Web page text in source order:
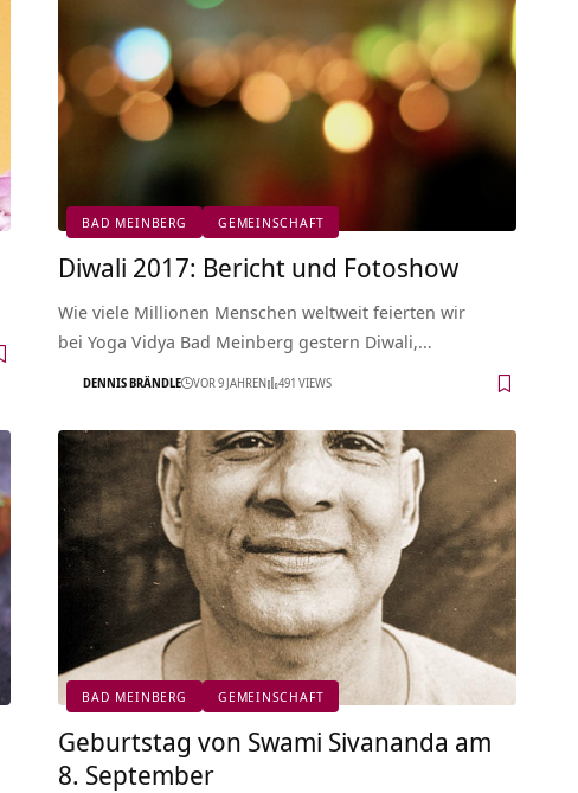
BAD MEINBERG GEMEINSCHAFT
Diwali 2017: Bericht und Fotoshow
Wie viele Millionen Menschen weltweit feierten wir
bei Yoga Vidya Bad Meinberg gestern Diwali,…
DENNIS BRÄNDLE VOR 9 JAHREN 491 VIEWS
BAD MEINBERG GEMEINSCHAFT
Geburtstag von Swami Sivananda am
8. September